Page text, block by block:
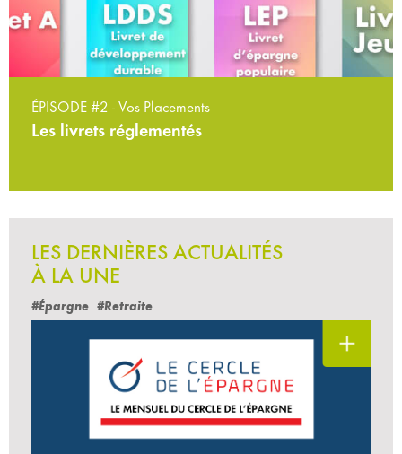
ÉPISODE #2 - Vos Placements
Les livrets réglementés
LES DERNIÈRES ACTUALITÉS
À LA UNE
#Épargne #Retraite